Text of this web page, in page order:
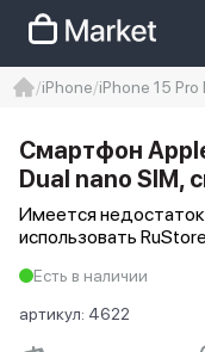
Iphone 14 pro max
iPhone iPhone 15 Pro
Смартфон
Dual nano SIM,
Имеется
использовать RuStore
Есть в наличии
артикул: 4622